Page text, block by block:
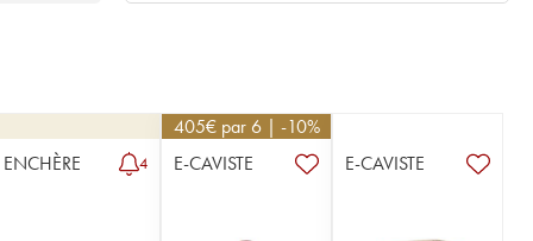
ENCHÈRE 4
405€ par 6 | -10%
E-CAVISTE
E-CAVISTE